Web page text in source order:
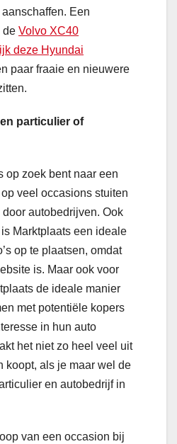
Een
de Volvo XC40
deze Hyundai
paar fraaie en nieuwere
particulier of
op zoek bent naar een
veel occasions stuiten
autobedrijven. Ook
Marktplaats een ideale
op te plaatsen, omdat
is. Maar ook voor
de ideale manier
met potentiële kopers
in hun auto
het niet zo heel veel uit
koopt, als je maar wel de
en autobedrijf in
van een occasion bij